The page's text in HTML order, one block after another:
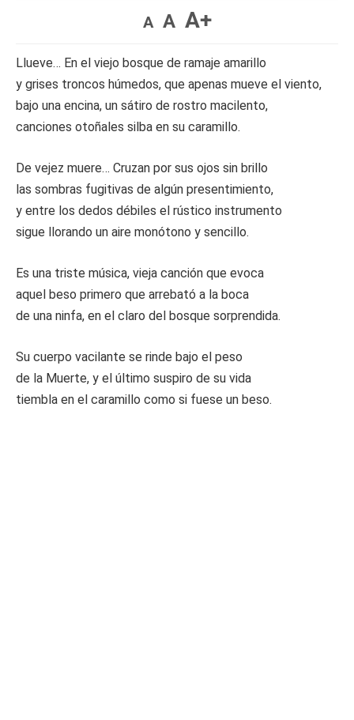
A A A+
Llueve… En el viejo bosque de ramaje amarillo
y grises troncos húmedos, que apenas mueve el viento,
bajo una encina, un sátiro de rostro macilento,
canciones otoñales silba en su caramillo.
De vejez muere… Cruzan por sus ojos sin brillo
las sombras fugitivas de algún presentimiento,
y entre los dedos débiles el rústico instrumento
sigue llorando un aire monótono y sencillo.
Es una triste música, vieja canción que evoca
aquel beso primero que arrebató a la boca
de una ninfa, en el claro del bosque sorprendida.
Su cuerpo vacilante se rinde bajo el peso
de la Muerte, y el último suspiro de su vida
tiembla en el caramillo como si fuese un beso.